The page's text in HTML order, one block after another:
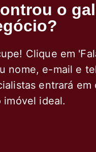
o
Clique em
nome, e-mail e
entrará
imóvel ideal.